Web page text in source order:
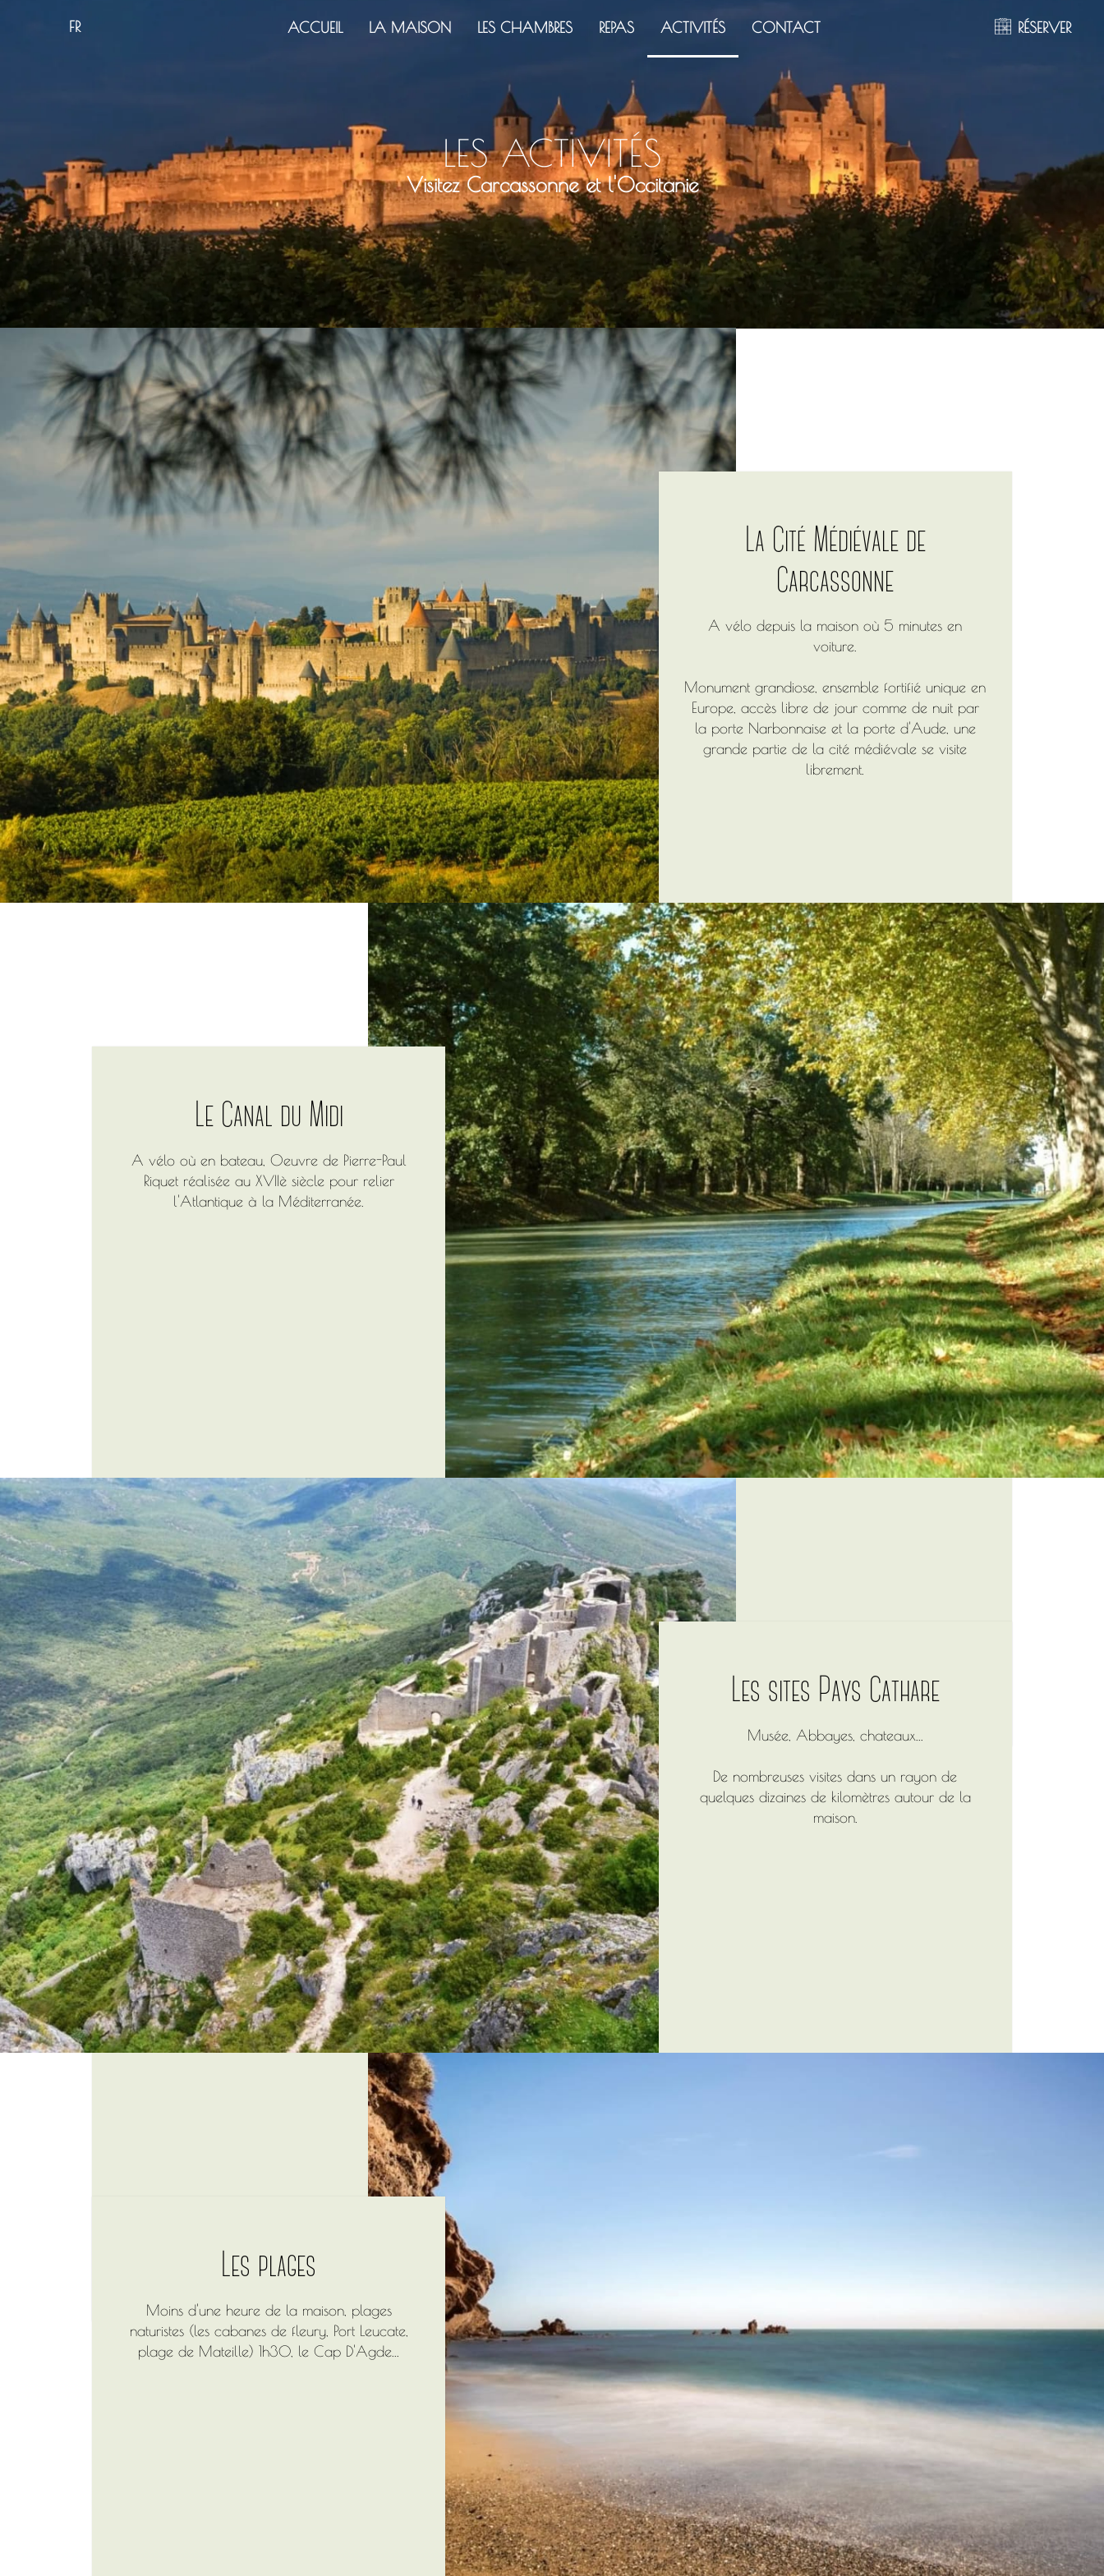
FR ACCUEIL LA MAISON LES CHAMBRES REPAS ACTIVITÉS CONTACT RÉSERVER
LES ACTIVITÉS
Visitez Carcassonne et l'Occitanie
La Cité Médiévale de
Carcassonne
A vélo depuis la maison où 5 minutes en
voiture.
Monument grandiose, ensemble fortifié unique en
Europe, accès libre de jour comme de nuit par
la porte Narbonnaise et la porte d'Aude, une
grande partie de la cité médiévale se visite
librement.
Le Canal du Midi
A vélo où en bateau, Oeuvre de Pierre-Paul
Riquet réalisée au XVIIè siècle pour relier
l'Atlantique à la Méditerranée.
Les sites Pays Cathare
Musée, Abbayes, chateaux...
De nombreuses visites dans un rayon de
quelques dizaines de kilomètres autour de la
maison.
Les plages
Moins d'une heure de la maison, plages
naturistes (les cabanes de fleury, Port Leucate,
plage de Mateille) 1h30, le Cap D'Agde...